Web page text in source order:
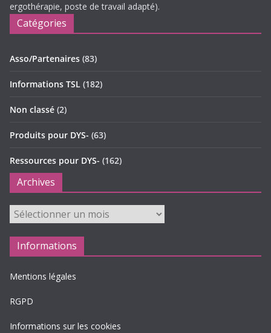
ergothérapie, poste de travail adapté).
Catégories
Asso/Partenaires (83)
Informations TSL (182)
Non classé (2)
Produits pour DYS- (63)
Ressources pour DYS- (162)
Archives
Archives
Informations
Mentions légales
RGPD
Informations sur les cookies